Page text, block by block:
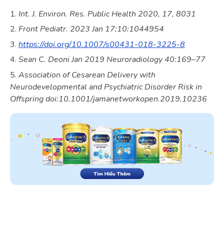
Int. J. Environ. Res. Public Health 2020, 17, 8031
Front Pediatr. 2023 Jan 17;10:1044954
https://doi.org/10.1007/s00431-018-3225-8
Sean C. Deoni Jan 2019 Neuroradiology 40:169–77
Association of Cesarean Delivery with
Neurodevelopmental and Psychiatric Disorder Risk in
Offspring doi:10.1001/jamanetworkopen.2019.10236